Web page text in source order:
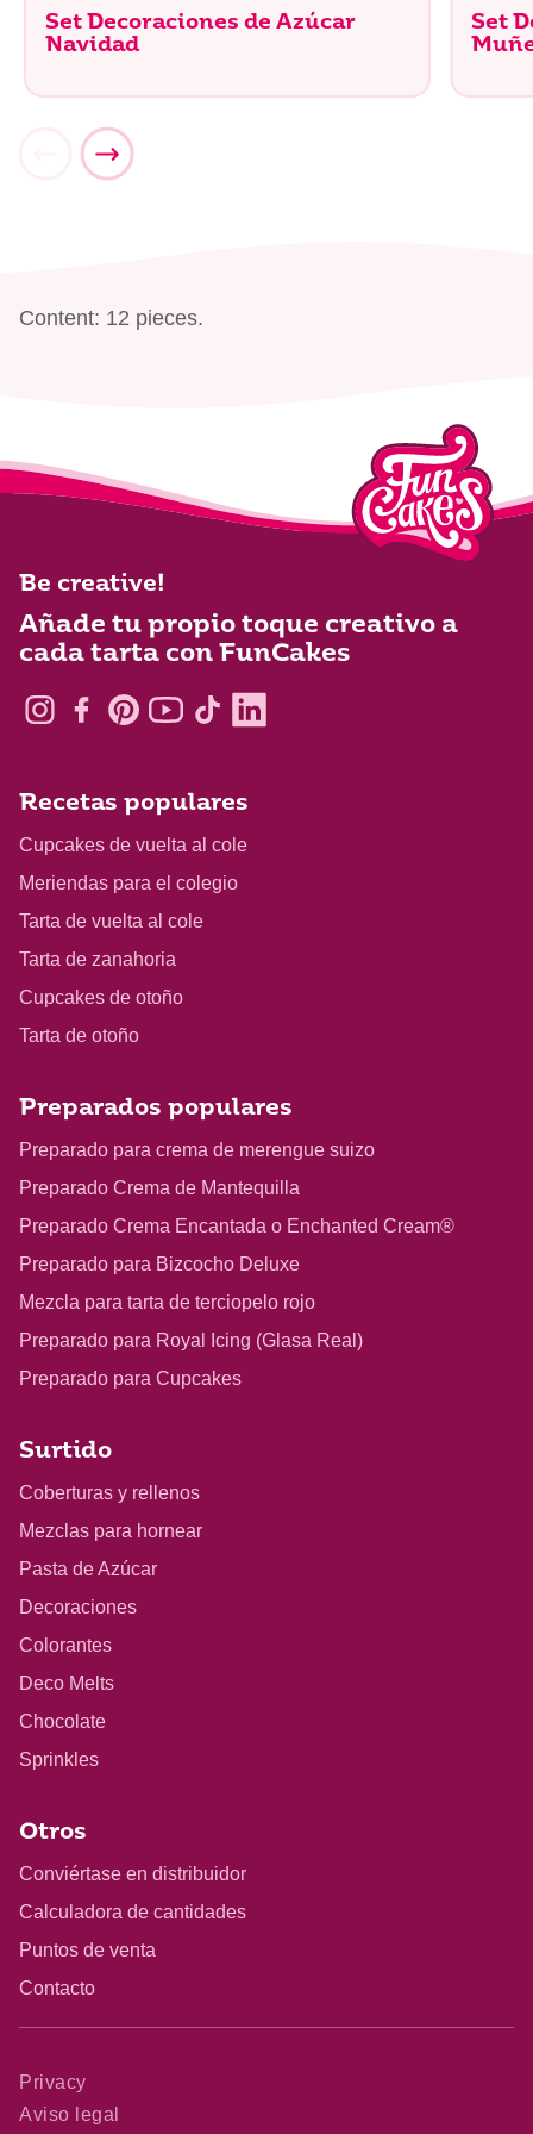
Set Decoraciones de Azúcar
Navidad
Set
Content: 12 pieces.
Be creative!
Añade tu propio toque creativo a
cada tarta con FunCakes
Recetas populares
Cupcakes de vuelta al cole
Meriendas para el colegio
Tarta de vuelta al cole
Tarta de zanahoria
Cupcakes de otoño
Tarta de otoño
Preparados populares
Preparado para crema de merengue suizo
Preparado Crema de Mantequilla
Preparado Crema Encantada o Enchanted Cream®
Preparado para Bizcocho Deluxe
Mezcla para tarta de terciopelo rojo
Preparado para Royal Icing (Glasa Real)
Preparado para Cupcakes
Surtido
Coberturas y rellenos
Mezclas para hornear
Pasta de Azúcar
Decoraciones
Colorantes
Deco Melts
Chocolate
Sprinkles
Otros
Conviértase en distribuidor
Calculadora de cantidades
Puntos de venta
Contacto
Privacy
Aviso legal